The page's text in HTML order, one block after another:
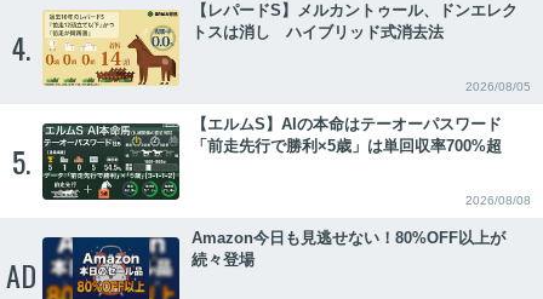
4.
【レパードS】メルカントゥール、ドンエレク
トスは消し ハイブリッド式消去法
2026/08/05
5.
【エルムS】AIの本命はテーオーパスワード
「前走先行で勝利×5歳」は単回収率700%超
2026/08/08
AD
Amazon今日も見逃せない！80%OFF以上が
続々登場